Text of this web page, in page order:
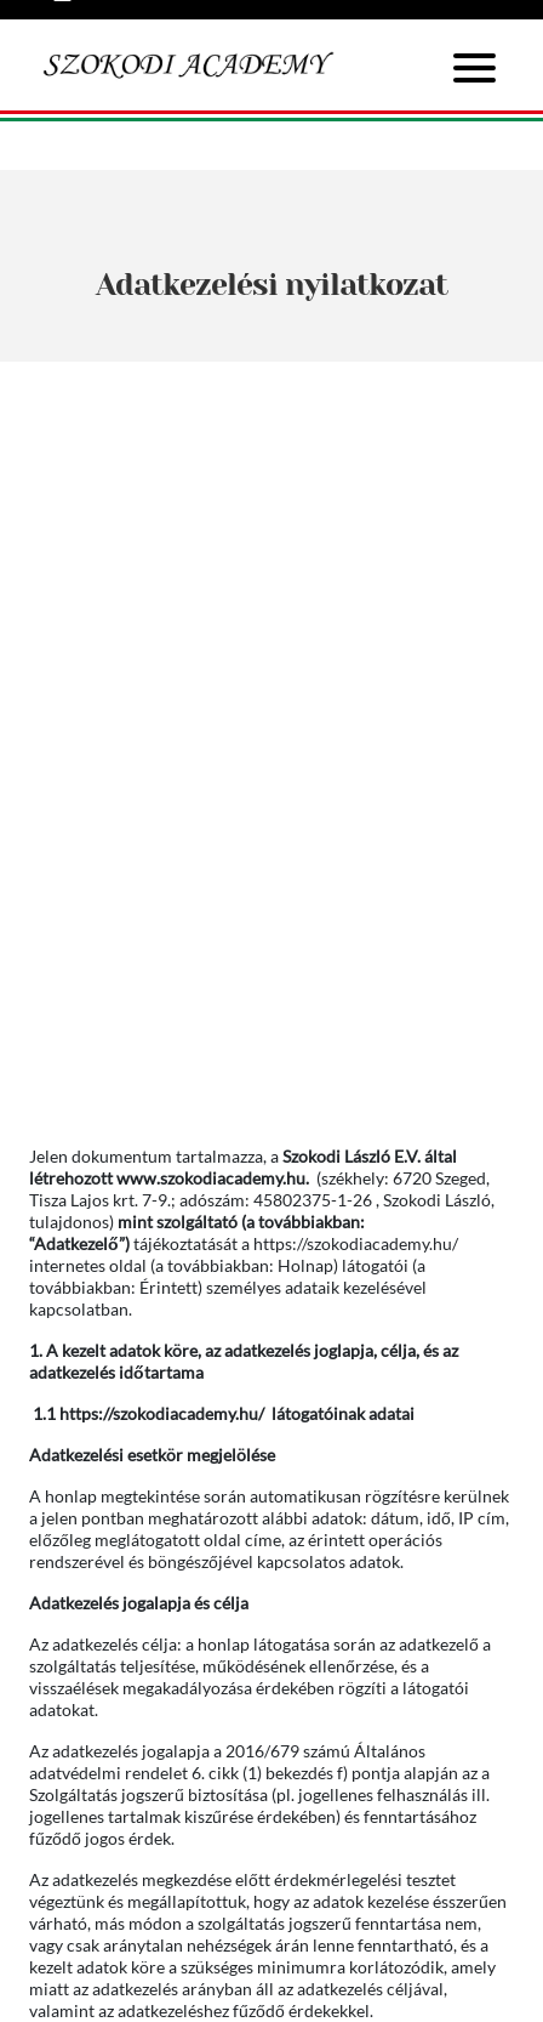
Adatkezelési nyilatkozat
Jelen dokumentum tartalmazza, aSzokodi László E.V. által
létrehozott www.szokodiacademy.hu. (székhely: 6720 Szeged,
Tisza Lajos krt. 7-9.; adószám: 45802375-1-26 , Szokodi László,
tulajdonos)mint szolgáltató (a továbbiakban:
“Adatkezelő”)tájékoztatását a https://szokodiacademy.hu/
internetes oldal (a továbbiakban: Holnap) látogatói (a
továbbiakban: Érintett) személyes adataik kezelésével
kapcsolatban.
1. A kezelt adatok köre, az adatkezelés joglapja, célja, és az
adatkezelés időtartama
1.1 https://szokodiacademy.hu/ látogatóinak adatai
Adatkezelési esetkör megjelölése
A honlap megtekintése során automatikusan rögzítésre kerülnek
a jelen pontban meghatározott alábbi adatok: dátum, idő, IP cím,
előzőleg meglátogatott oldal címe, az érintett operációs
rendszerével és böngészőjével kapcsolatos adatok.
Adatkezelés jogalapja és célja
Az adatkezelés célja: a honlap látogatása során az adatkezelő a
szolgáltatás teljesítése, működésének ellenőrzése, és a
visszaélések megakadályozása érdekében rögzíti a látogatói
adatokat.
Az adatkezelés jogalapja a 2016/679 számú Általános
adatvédelmi rendelet 6. cikk (1) bekezdés f) pontja alapján az a
Szolgáltatás jogszerű biztosítása (pl. jogellenes felhasználás ill.
jogellenes tartalmak kiszűrése érdekében) és fenntartásához
fűződő jogos érdek.
Az adatkezelés megkezdése előtt érdekmérlegelési tesztet
végeztünk és megállapítottuk, hogy az adatok kezelése ésszerűen
várható, más módon a szolgáltatás jogszerű fenntartása nem,
vagy csak aránytalan nehézségek árán lenne fenntartható, és a
kezelt adatok köre a szükséges minimumra korlátozódik, amely
miatt az adatkezelés arányban áll az adatkezelés céljával,
valamint az adatkezeléshez fűződő érdekekkel.